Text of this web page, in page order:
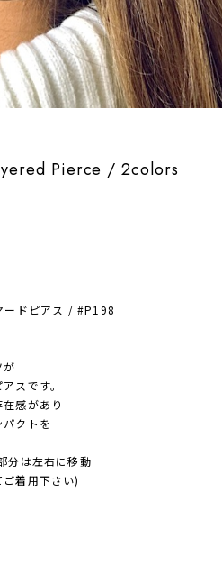
Pierce / 2colors
ードピアス / #P198
スです。
感があり
クトを
は左右に移動
着用下さい)